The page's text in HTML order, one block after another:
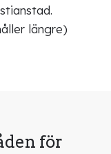
längre)
för